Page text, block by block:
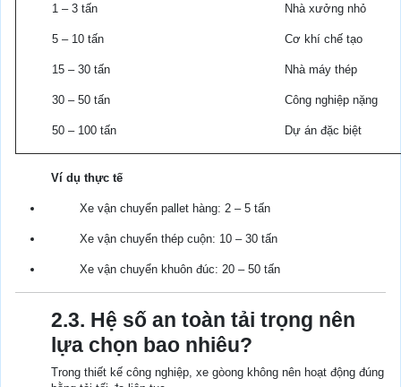
1 – 3 tấn Nhà xưởng nhỏ
5 – 10 tấn Cơ khí chế tạo
15 – 30 tấn Nhà máy thép
30 – 50 tấn Công nghiệp nặng
50 – 100 tấn Dự án đặc biệt
Ví dụ thực tế
Xe vận chuyển pallet hàng: 2 – 5 tấn
Xe vận chuyển thép cuộn: 10 – 30 tấn
Xe vận chuyển khuôn đúc: 20 – 50 tấn
2.3. Hệ số an toàn tải trọng nên
lựa chọn bao nhiêu?
Trong thiết kế công nghiệp, xe gòong không nên hoạt động đúng